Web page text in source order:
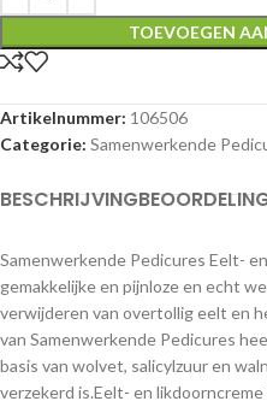
TOEVOEGEN
Artikelnummer: 106506
Categorie: Samenwerkende
BESCHRIJVING
Samenwerkende Pedicures Eelt-
gemakkelijke en pijnloze en echt
verwijderen van overtollig eelt en
van Samenwerkende Pedicures
basis van wolvet, salicylzuur en
verzekerd is.Eelt- en